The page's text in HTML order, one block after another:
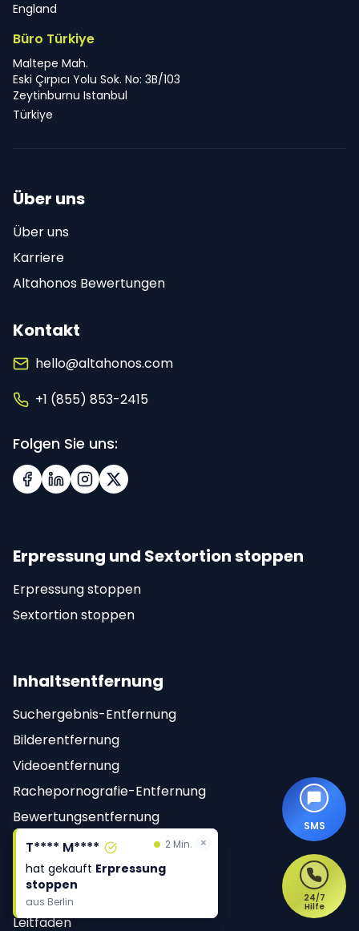
England
Büro Türkiye
Maltepe Mah.
Eski Çırpıcı Yolu Sok. No: 3B/103
Zeytinburnu Istanbul
Türkiye
Über uns
Über uns
Karriere
Altahonos Bewertungen
Kontakt
hello@altahonos.com
+1 (855) 853-2415
Folgen Sie uns:
Facebook
LinkedInInstagramX (Twitter)
Erpressung und Sextortion stoppen
Erpressung stoppen
Sextortion stoppen
Inhaltsentfernung
Suchergebnis-Entfernung
Bilderentfernung
Videoentfernung
Rachepornografie-Entfernung
Bewertungsentfernung
Ressourcen
Blog
Leitfäden
T**** M**** 2 Min.
hat gekauft Erpressung
stoppen
aus Berlin
×
T**** M**** 2 Min.
hat gekauft Erpressung
stoppen
aus Berlin
×
24/7
Hilfe
SMS